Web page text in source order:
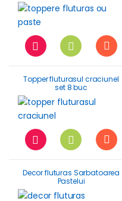
Topper fluturasul craciunel
set 8 buc
Decor fluturas Sarbatoarea
Pastelui